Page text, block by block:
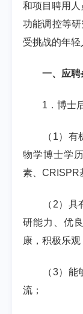
和项目聘用
功能调控等
受挑战的年轻
一、应聘
1 ．博士
（ 1）有
物学博士学
素、 CRISPR
（ 2）具
研能力、优
康，积极乐观
（3）能
流；